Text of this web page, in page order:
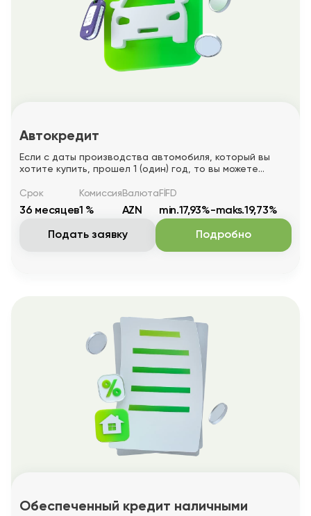
Автокредит
Если с даты производства автомобиля, который вы
хотите купить, прошел 1 (один) год, то вы можете
Срок
36 месяцев
Комиссия
1 %
Валюта
AZN
FİFD
min.17,93%-maks.19,73%
Подать заявку Подробно
Обеспеченный кредит наличными